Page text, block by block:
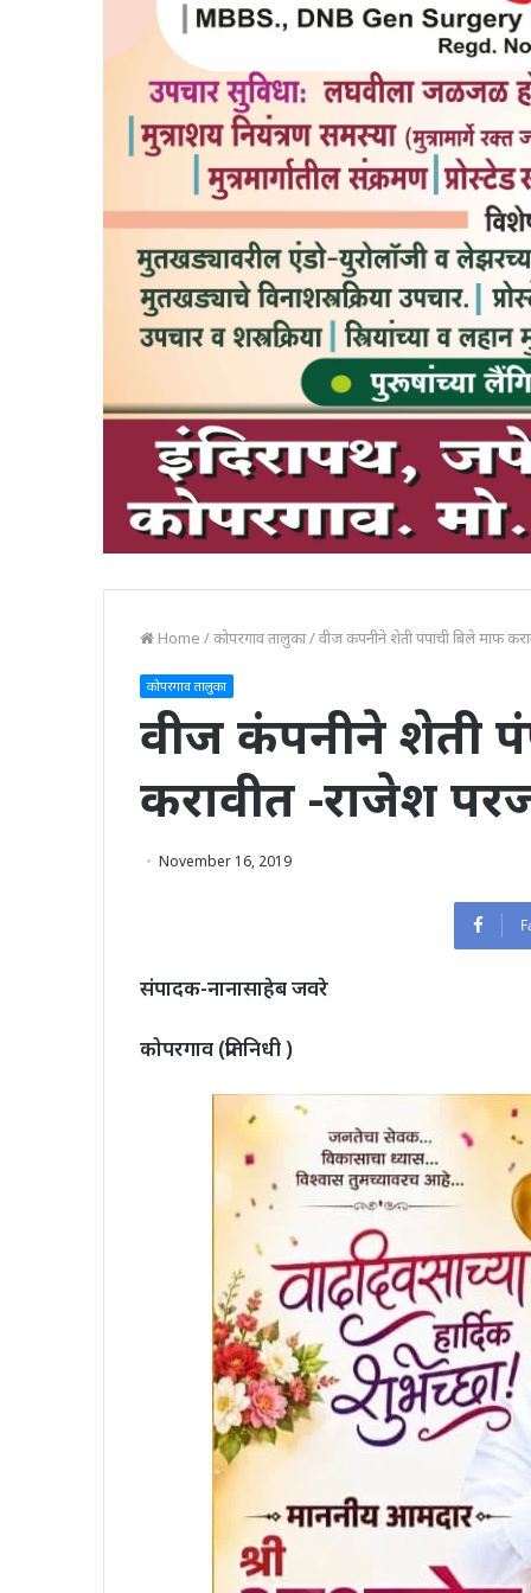
Home /कोपरगाव तालुका/वीज कंपनीने शेती पंपांची बिले माफ
कोपरगाव तालुका
वीज कंपनीने शेती
करावीत -राजेश
November 16, 2019
संपादक-नानासाहेब जवरे
कोपरगाव (प्रतिनिधी )